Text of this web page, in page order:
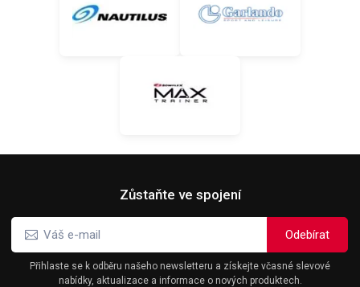
Zůstaňte ve spojení
Přihlaste se k odběru našeho newsletteru a získejte včasné slevové
nabídky, aktualizace a informace o nových produktech.